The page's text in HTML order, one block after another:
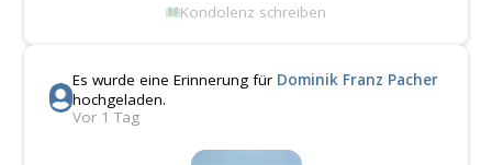
Kondolenz schreiben
Es wurde eine Erinnerung für Dominik Franz Pacher
hochgeladen.
Vor 1 Tag